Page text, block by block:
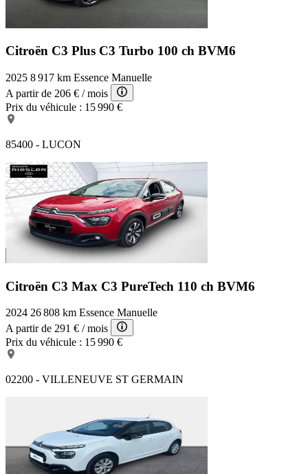
Citroën C3 Plus C3 Turbo 100 ch BVM6
2025 8 917 km Essence Manuelle
A partir de 206 € / mois
Prix du véhicule : 15 990 €
85400 - LUCON
Citroën C3 Max C3 PureTech 110 ch BVM6
2024 26 808 km Essence Manuelle
A partir de 291 € / mois
Prix du véhicule : 15 990 €
02200 - VILLENEUVE ST GERMAIN